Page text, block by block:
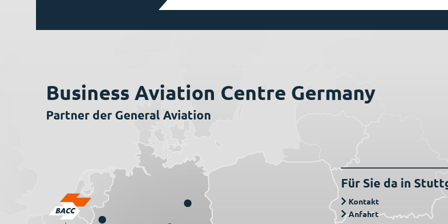
Business Aviation Centre Germany
Partner der General Aviation
Für Sie da in
Kontakt
Anfahrt